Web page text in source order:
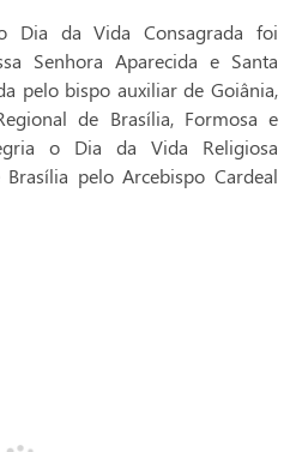
Dia da Vida Consagrada foi
Senhora Aparecida e Santa
pelo bispo auxiliar de Goiânia,
de Brasília, Formosa e
o Dia da Vida Religiosa
pelo Arcebispo Cardeal